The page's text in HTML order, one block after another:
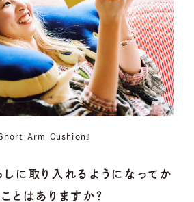
Arm Cushion』
に取り入れるようになってか
とはありますか？